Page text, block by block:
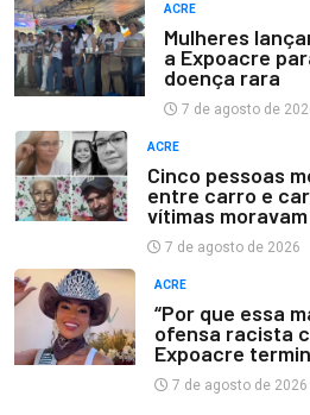
ACRE
Mulheres
a Expoacre
doença rara
7 de agosto de
ACRE
Cinco pessoas
entre carro e
vítimas
7 de agosto de 2026
ACRE
“Por que essa
ofensa racista
Expoacre
7 de agosto de 2026